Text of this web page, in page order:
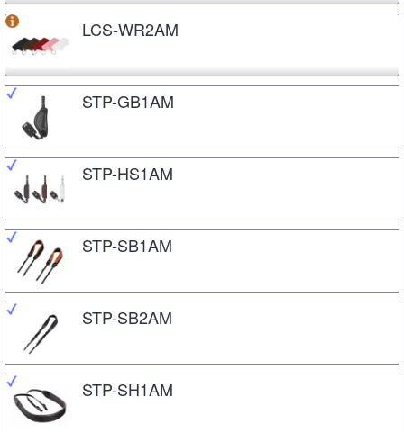
LCS-WR2AM
STP-GB1AM
STP-HS1AM
STP-SB1AM
STP-SB2AM
STP-SH1AM